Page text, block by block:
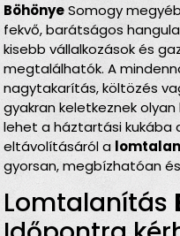
BöhönyeSomogy
fekvő, barátságos
kisebb vállalkozások és
megtalálhatók. A
nagytakarítás, költözés
gyakran keletkeznek
lehet a háztartási kukába
eltávolításáról a
gyorsan, megbízhatóan
Lomtalanítás